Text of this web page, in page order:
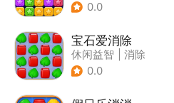
0.0
宝石爱消除
休闲益智
消除
0.0